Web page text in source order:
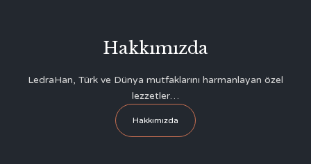
Hakkımızda
LedraHan, Türk ve Dünya mutfaklarını harmanlayan özel
lezzetler…
Hakkımızda